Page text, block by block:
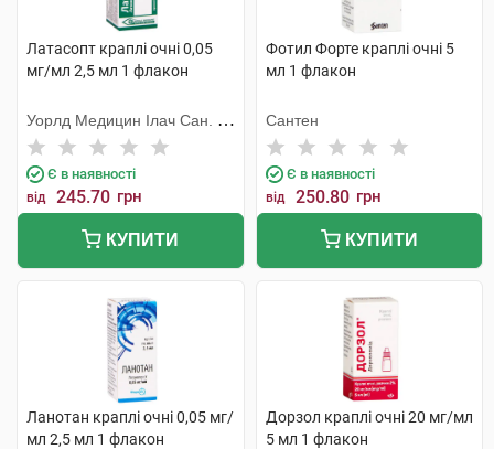
Латасопт краплі очні 0,05
мг/мл 2,5 мл 1 флакон
Уорлд Медицин Ілач Сан. Ве
Тідж
Є в наявності
від 245.70 грн
КУПИТИ
Фотил Форте краплі очні 5
мл 1 флакон
Сантен
Є в наявності
від 250.80 грн
КУПИТИ
Ланотан краплі очні 0,05 мг/
мл 2,5 мл 1 флакон
Дорзол краплі очні 20 мг/мл
5 мл 1 флакон